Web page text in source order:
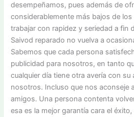
desempeñamos, pues además de
considerablemente más bajos de
trabajar con rapidez y seriedad a fin
Saivod reparado no vuelva a
Sabemos que cada persona
publicidad para nosotros, en tanto
cualquier día tiene otra avería con su
nosotros. Incluso que nos aconseje
amigos. Una persona contenta
esa es la mejor garantía cara el